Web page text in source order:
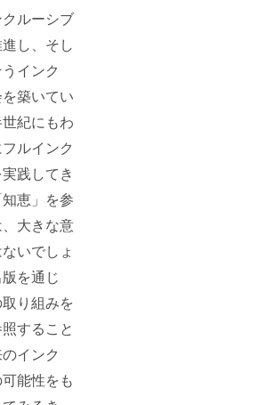
ルーシブ
し、そし
インク
築いてい
紀にもわ
ルインク
践してき
恵」を参
大きな意
いでしょ
を通じ
り組みを
すること
インク
能性をも